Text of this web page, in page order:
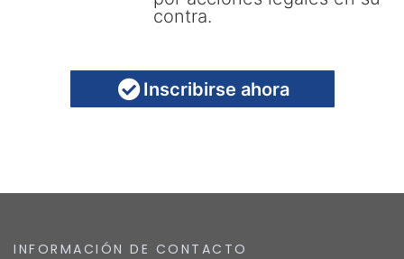
contra.
Inscribirse ahora
INFORMACIÓN DE CONTACTO